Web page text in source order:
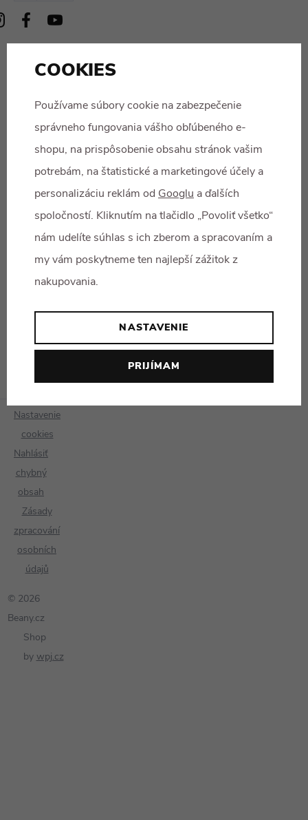
no za
decké
© 2026
Beany.cz
Nastavenie
cookies
Nahlásiť
chybný
obsah
Zásady
zpracování
osobních
údajů
Shop
by wpj.cz
COOKIES
Používame súbory cookie na zabezpečenie
správneho fungovania vášho obľúbeného e-
shopu, na prispôsobenie obsahu stránok vašim
potrebám, na štatistické a marketingové účely a
personalizáciu reklám od Googlu a ďalších
spoločností. Kliknutím na tlačidlo „Povoliť všetko“
nám udelíte súhlas s ich zberom a spracovaním a
my vám poskytneme ten najlepší zážitok z
nakupovania.
NASTAVENIE
PRIJÍMAM